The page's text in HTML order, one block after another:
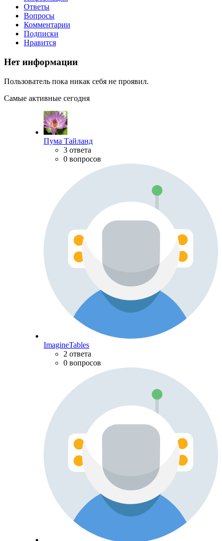
Ответы
Вопросы
Комментарии
Подписки
Нравится
Нет информации
Пользователь пока никак себя не проявил.
Самые активные сегодня
Пума Тайланд
3 ответа
0 вопросов
ImagineTables
2 ответа
0 вопросов